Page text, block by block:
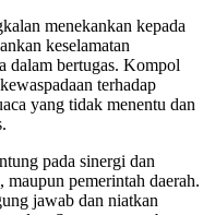
menekankan kepada
keselamatan
dalam bertugas. Kompol
terhadap
yang tidak menentu dan
pada sinergi dan
pemerintah daerah.
jawab dan niatkan